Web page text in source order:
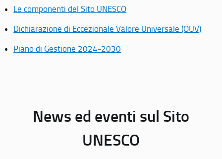
Le componenti del Sito UNESCO
Dichiarazione di Eccezionale Valore Universale (OUV)
Piano di Gestione 2024-2030
News ed eventi sul Sito
UNESCO